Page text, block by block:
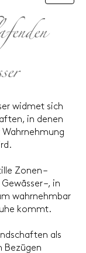
widmet sich
in denen
Wahrnehmung
Zonen –
–, in
wahrnehmbar
kommt.
als
Bezügen